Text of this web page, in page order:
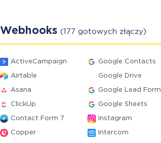
Webhooks (177 gotowych złączy)
ActiveCampaign Google Contacts
Airtable Google Drive
Asana Google Lead Form
ClickUp Google Sheets
Contact Form 7 Instagram
Copper Intercom